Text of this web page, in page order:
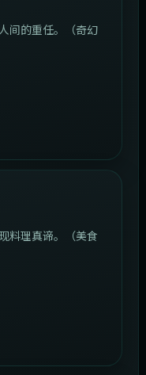
间的重任。（奇幻
料理真谛。（美食